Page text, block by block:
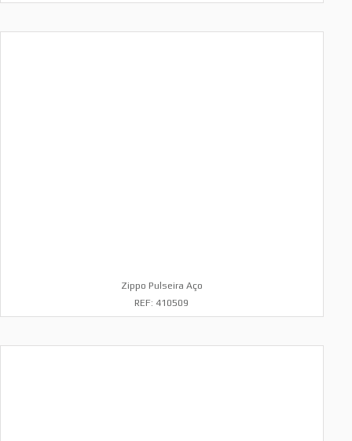
Zippo Pulseira Aço
REF: 410509